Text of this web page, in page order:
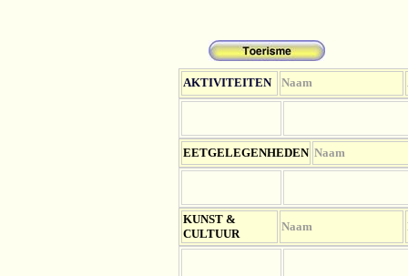
AKTIVITEITEN Naam
EETGELEGENHEDEN Naam
KUNST &
CULTUUR
Naam